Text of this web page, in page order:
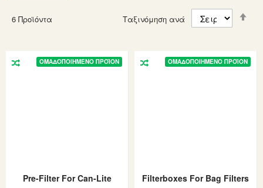
6 Προϊόντα Ταξινόμηση ανά
ΟΜΑΔΟΠΟΙΗΜΈΝΟ ΠΡΟΪΌΝ
Pre-Filter For Can-Lite
ΟΜΑΔΟΠΟΙΗΜΈΝΟ ΠΡΟΪΌΝ
Filterboxes For Bag Filters